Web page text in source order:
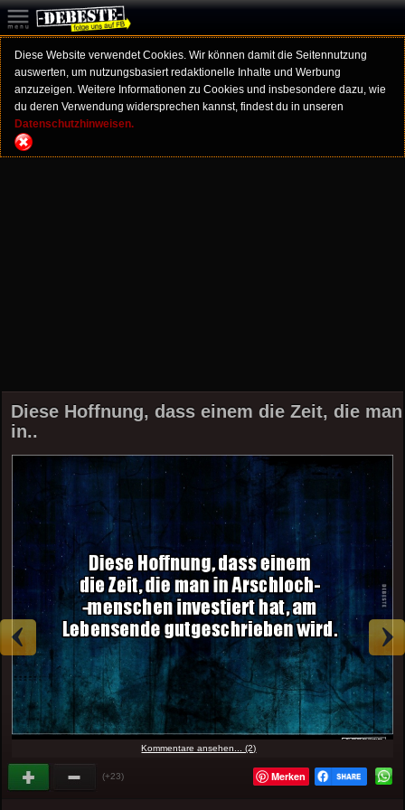
Diese Website verwendet Cookies. Wir können damit die Seitennutzung
auswerten, um nutzungsbasiert redaktionelle Inhalte und Werbung
anzuzeigen. Weitere Informationen zu Cookies und insbesondere dazu, wie
du deren Verwendung widersprechen kannst, findest du in unseren
Datenschutzhinweisen.
Diese Hoffnung, dass einem die Zeit, die man
in..
Kommentare ansehen... (2)
(+23) Merken